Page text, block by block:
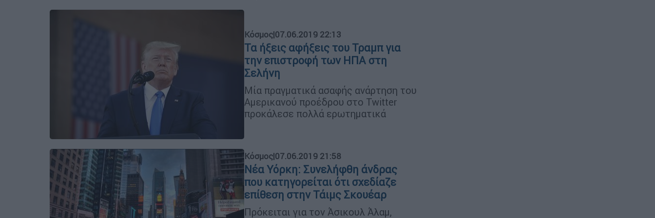
Κόσμος|07.06.2019 22:13
Τα ήξεις αφήξεις του Τραμπ για
την επιστροφή των ΗΠΑ στη
Σελήνη
Μία πραγματικά ασαφής ανάρτηση του
Αμερικανού προέδρου στο Twitter
προκάλεσε πολλά ερωτηματικά
Κόσμος|07.06.2019 21:58
Νέα Υόρκη: Συνελήφθη άνδρας
που κατηγορείται ότι σχεδίαζε
επίθεση στην Τάιμς Σκουέαρ
Πρόκειται για τον Άσικουλ Άλαμ,